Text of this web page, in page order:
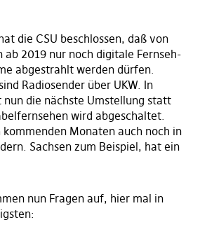
die CSU beschlossen, daß von
ab 2019 nur noch digitale Fernseh-
abgestrahlt werden dürfen.
Radiosender über UKW. In
nun die nächste Umstellung statt
wird abgeschaltet.
kommenden Monaten auch noch in
Sachsen zum Beispiel, hat ein
nun Fragen auf, hier mal in